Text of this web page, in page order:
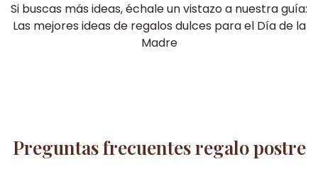
Si buscas más ideas, échale un vistazo a nuestra guía:
Las mejores ideas de regalos dulces para el Día de la
Madre
Preguntas frecuentes regalo postre